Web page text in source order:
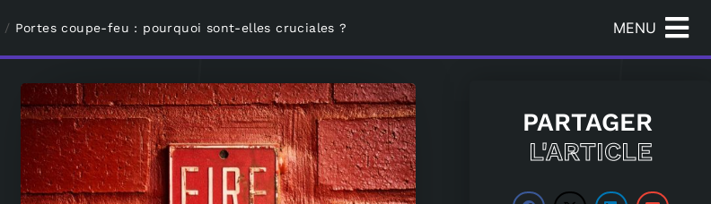
/ Portes coupe-feu : pourquoi sont-elles cruciales ? MENU
PARTAGER
L'ARTICLE